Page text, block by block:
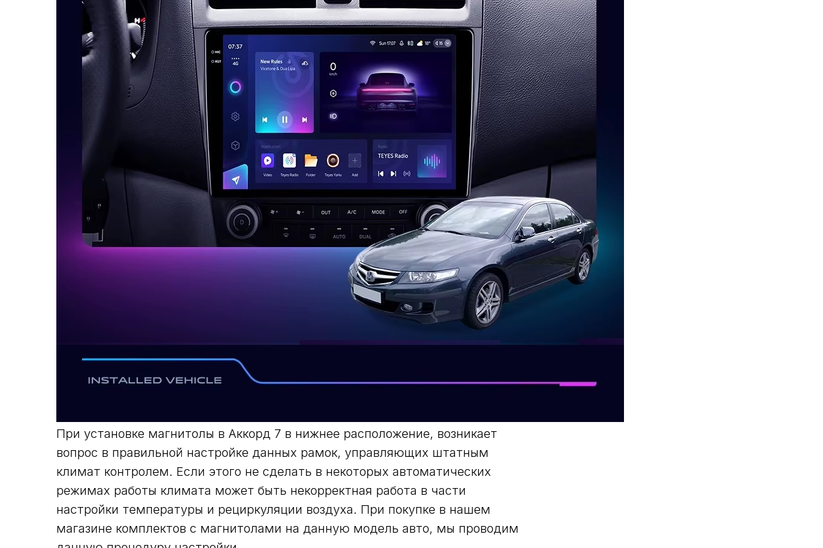
При установке магнитолы в Аккорд 7 в нижнее расположение, возникает
вопрос в правильной настройке данных рамок, управляющих штатным
климат контролем. Если этого не сделать в некоторых автоматических
режимах работы климата может быть некорректная работа в части
настройки температуры и рециркуляции воздуха. При покупке в нашем
магазине комплектов с магнитолами на данную модель авто, мы проводим